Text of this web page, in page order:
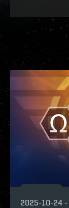
2025-10-24 -